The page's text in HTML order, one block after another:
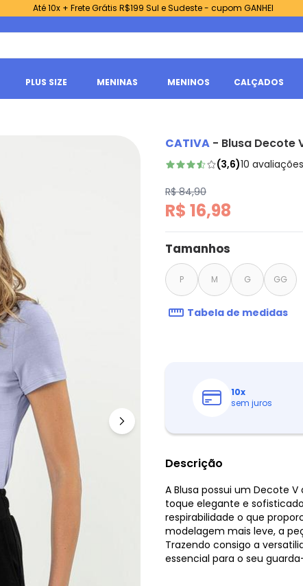
Até 10x + Frete Grátis R$199 Sul e Sudeste - cupom GANHEI
PLUS SIZE MENINAS MENINOS CALÇADOS
CATIVA - Blusa Decote
(3,6)10 avaliações
R$ 84,90
R$ 16,98
Tamanhos
P M G GG
Tabela de medidas
10x
sem juros
Descrição
A Blusa possui um Decote
toque elegante e
respirabilidade o que
modelagem mais leve, a
Trazendo consigo a
essencial para o seu